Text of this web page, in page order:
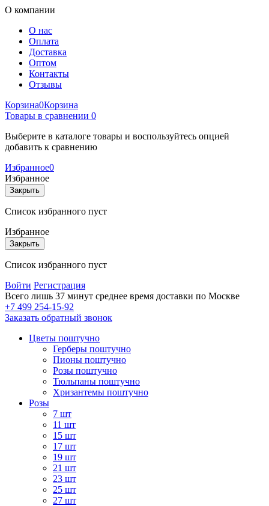
О компании
О нас
Оплата
Доставка
Оптом
Контакты
Отзывы
Корзина0Корзина
Товары в сравнении 0
Выберите в каталоге товары и воспользуйтесь опцией
добавить к сравнению
Избранное0
Избранное
Закрыть
Список избранного пуст
Избранное
Закрыть
Список избранного пуст
Войти Регистрация
Всего лишь 37 минут среднее время доставки по Москве
+7 499 254-15-92
Заказать обратный звонок
Цветы поштучно
Герберы поштучно
Пионы поштучно
Розы поштучно
Тюльпаны поштучно
Хризантемы поштучно
Розы
7 шт
11 шт
15 шт
17 шт
19 шт
21 шт
23 шт
25 шт
27 шт